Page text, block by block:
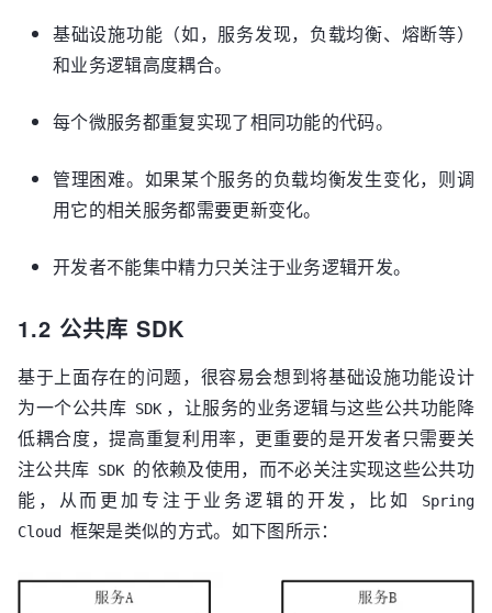
基础设施功能（如，服务发现，负载均衡、熔断等）
和业务逻辑高度耦合。
每个微服务都重复实现了相同功能的代码。
管理困难。如果某个服务的负载均衡发生变化，则调
用它的相关服务都需要更新变化。
开发者不能集中精力只关注于业务逻辑开发。
1.2 公共库 SDK
基于上面存在的问题，很容易会想到将基础设施功能设计
为一个公共库 SDK ，让服务的业务逻辑与这些公共功能降
低耦合度，提高重复利用率，更重要的是开发者只需要关
注公共库 SDK 的依赖及使用，而不必关注实现这些公共功
能，从而更加专注于业务逻辑的开发，比如
Spring
Cloud 框架是类似的方式。如下图所示：